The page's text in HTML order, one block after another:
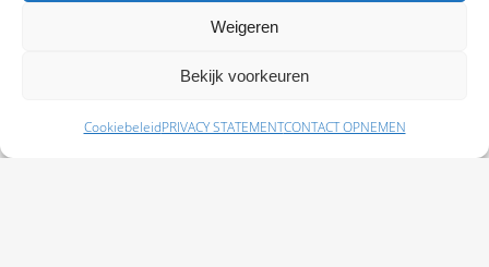
Weigeren
Bekijk voorkeuren
CookiebeleidPRIVACY STATEMENTCONTACT OPNEMEN
Schade melden Afspraak maken Polissen